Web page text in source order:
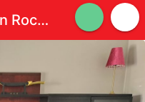
Meuble living salon Roche Bobois bon état